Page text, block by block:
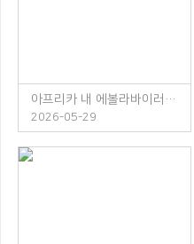
아프리카 내 에볼라바이러스병 발생 주의!
2026-05-29